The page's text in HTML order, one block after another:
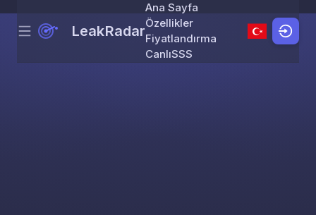
Skip to content
Menu LeakRadar
Ana Sayfa
Özellikler
Fiyatlandırma
CanlıSSS